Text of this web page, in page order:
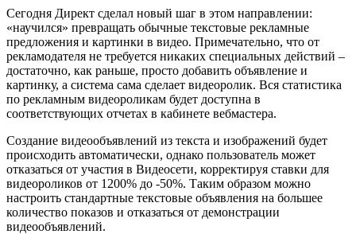
Сегодня Директ сделал новый шаг в этом направлении:
«научился» превращать обычные текстовые рекламные
предложения и картинки в видео. Примечательно, что от
рекламодателя не требуется никаких специальных действий –
достаточно, как раньше, просто добавить объявление и
картинку, а система сама сделает видеоролик. Вся статистика
по рекламным видеороликам будет доступна в
соответствующих отчетах в кабинете вебмастера.
Создание видеообъявлений из текста и изображений будет
происходить автоматически, однако пользователь может
отказаться от участия в Видеосети, корректируя ставки для
видеороликов от 1200% до -50%. Таким образом можно
настроить стандартные текстовые объявления на большее
количество показов и отказаться от демонстрации
видеообъявлений.